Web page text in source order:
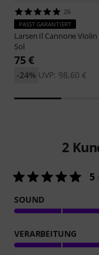
26
PASST GARANTIERT
Larsen Il Cannone Violin
Sol
75 €
UVP: 98,60 €
-24%
2
5/
SOUND
VERARBEITUNG